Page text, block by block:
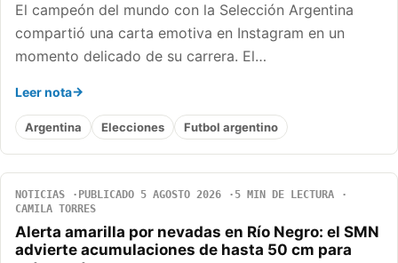
El campeón del mundo con la Selección Argentina
compartió una carta emotiva en Instagram en un
momento delicado de su carrera. El…
Leer nota
Argentina Elecciones Futbol argentino
NOTICIAS PUBLICADO 5 AGOSTO 2026
5 MIN DE LECTURA
CAMILA TORRES
Alerta amarilla por nevadas en Río Negro: el SMN
advierte acumulaciones de hasta 50 cm para